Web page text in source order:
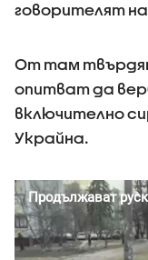
говорителят
От там
опитват да
включително
Украйна.